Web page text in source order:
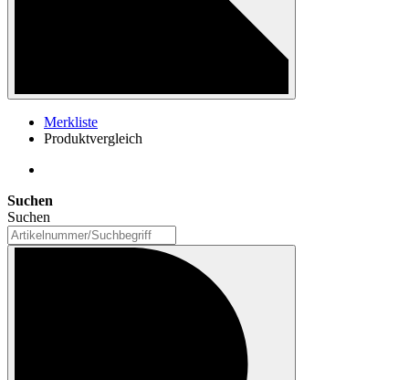
Merkliste
Produktvergleich
Suchen
Suchen